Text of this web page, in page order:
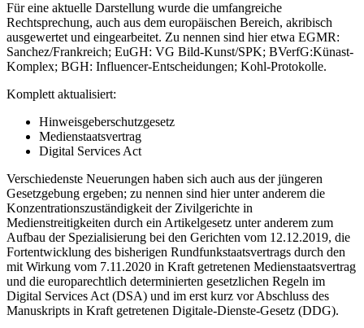
Für eine aktuelle Darstellung wurde die umfangreiche
Rechtsprechung, auch aus dem europäischen Bereich, akribisch
ausgewertet und eingearbeitet. Zu nennen sind hier etwa EGMR:
Sanchez/Frankreich; EuGH: VG Bild-Kunst/SPK; BVerfG:Künast-
Komplex; BGH: Influencer-Entscheidungen; Kohl-Protokolle.
Komplett aktualisiert:
Hinweisgeberschutzgesetz
Medienstaatsvertrag
Digital Services Act
Verschiedenste Neuerungen haben sich auch aus der jüngeren
Gesetzgebung ergeben; zu nennen sind hier unter anderem die
Konzentrationszuständigkeit der Zivilgerichte in
Medienstreitigkeiten durch ein Artikelgesetz unter anderem zum
Aufbau der Spezialisierung bei den Gerichten vom 12.12.2019, die
Fortentwicklung des bisherigen Rundfunkstaatsvertrags durch den
mit Wirkung vom 7.11.2020 in Kraft getretenen Medienstaatsvertrag
und die europarechtlich determinierten gesetzlichen Regeln im
Digital Services Act (DSA) und im erst kurz vor Abschluss des
Manuskripts in Kraft getretenen Digitale-Dienste-Gesetz (DDG).